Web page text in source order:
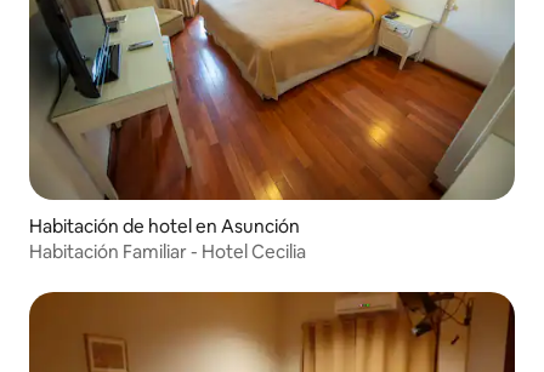
Habitación de hotel en Asunción
Habitación Familiar - Hotel Cecilia